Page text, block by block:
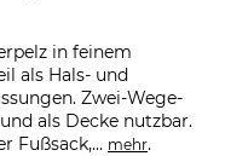
in feinem
als Hals- und
Zwei-Wege-
als Decke nutzbar.
Fußsack,... mehr.